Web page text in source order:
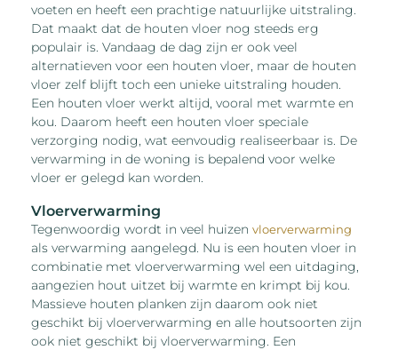
voeten en heeft een prachtige natuurlijke uitstraling.
Dat maakt dat de houten vloer nog steeds erg
populair is. Vandaag de dag zijn er ook veel
alternatieven voor een houten vloer, maar de houten
vloer zelf blijft toch een unieke uitstraling houden.
Een houten vloer werkt altijd, vooral met warmte en
kou. Daarom heeft een houten vloer speciale
verzorging nodig, wat eenvoudig realiseerbaar is. De
verwarming in de woning is bepalend voor welke
vloer er gelegd kan worden.
Vloerverwarming
Tegenwoordig wordt in veel huizenvloerverwarming
als verwarming aangelegd. Nu is een houten vloer in
combinatie met vloerverwarming wel een uitdaging,
aangezien hout uitzet bij warmte en krimpt bij kou.
Massieve houten planken zijn daarom ook niet
geschikt bij vloerverwarming en alle houtsoorten zijn
ook niet geschikt bij vloerverwarming. Een